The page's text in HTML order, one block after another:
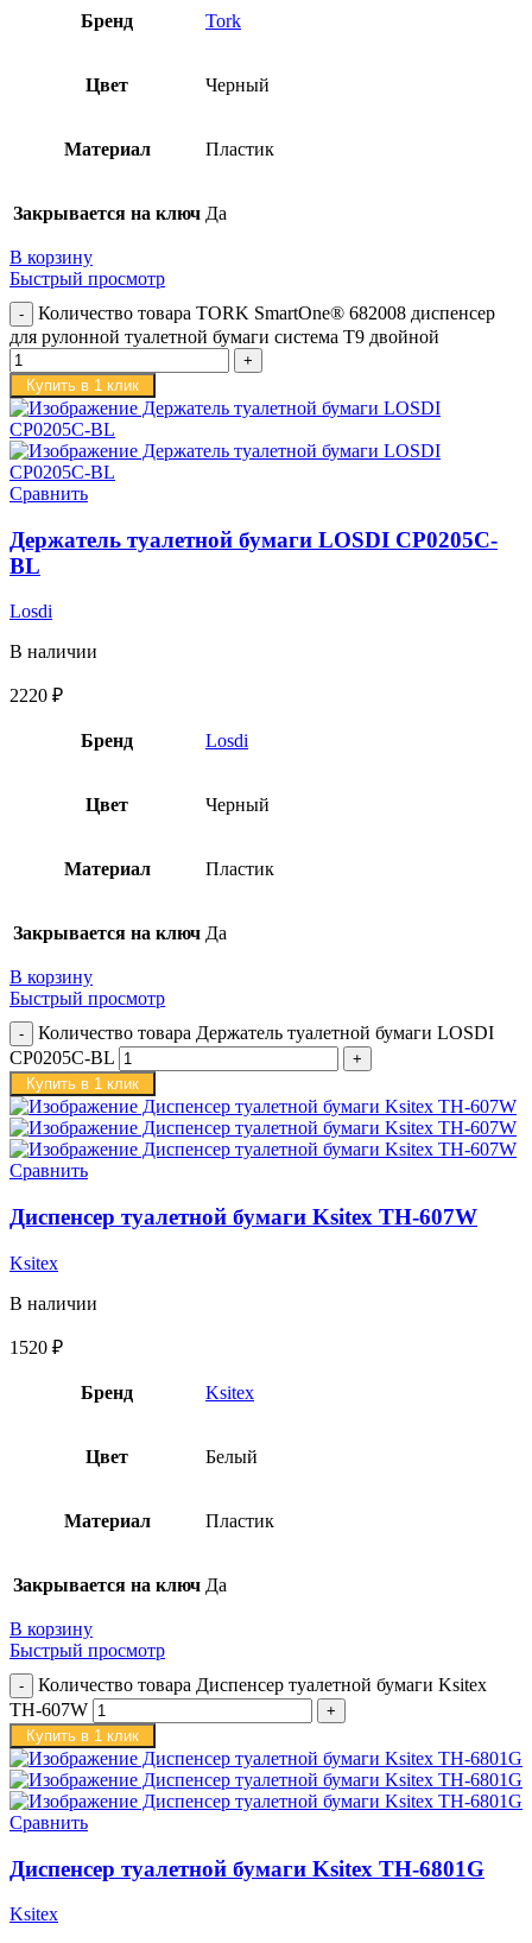
Бренд Tork
Цвет Черный
Материал Пластик
Закрывается на ключ Да
В корзину
Быстрый просмотр
Количество товара TORK SmartOne® 682008 диспенсер
для рулонной туалетной бумаги система T9 двойной
Купить в 1 клик
Сравнить
Держатель туалетной бумаги LOSDI CP0205С-
BL
Losdi
В наличии
2220 ₽
Бренд Losdi
Цвет Черный
Материал Пластик
Закрывается на ключ Да
В корзину
Быстрый просмотр
Количество товара Держатель туалетной бумаги LOSDI
CP0205С-BL
Купить в 1 клик
Сравнить
Диспенсер туалетной бумаги Ksitex TH-607W
Ksitex
В наличии
1520 ₽
Бренд Ksitex
Цвет Белый
Материал Пластик
Закрывается на ключ Да
В корзину
Быстрый просмотр
Количество товара Диспенсер туалетной бумаги Ksitex
TH-607W
Купить в 1 клик
Сравнить
Диспенсер туалетной бумаги Ksitex TH-6801G
Ksitex